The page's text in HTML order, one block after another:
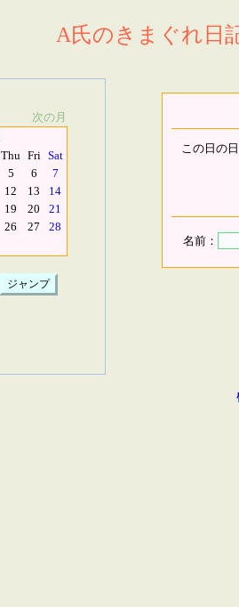
A氏のきまぐれ日
次の月
Thu Fri Sat
5 6
7
12 13
14
19 20
21
26 27
28
この日の
名前：